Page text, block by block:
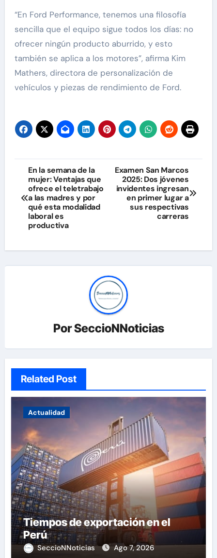
“En Ford Performance, tenemos una filosofía
sencilla que el equipo sigue todos los días: no
ofrecer ningún producto aburrido, y esto
también se aplica a los motores”, afirma Kim
Mathers, directora de personalización de
vehículos y piezas de rendimiento de Ford.
Navegación
de
entradas
En la semana de la
mujer: Ventajas que
ofrece el teletrabajo
a las madres y por
qué esta modalidad
laboral es
productiva
Examen San Marcos
2025: Dos jóvenes
invidentes ingresan
en primer lugar a
sus respectivas
carreras
PorSeccioNNoticias
Related Post
Actualidad
Tiempos de exportación en el
Perú
SeccioNNoticias Ago 7, 2026